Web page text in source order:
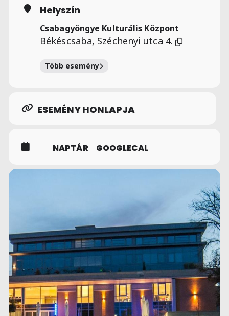
Helyszín
Csabagyöngye Kulturális Központ
Békéscsaba, Széchenyi utca 4.
Több esemény
ESEMÉNY HONLAPJA
NAPTÁR GOOGLECAL